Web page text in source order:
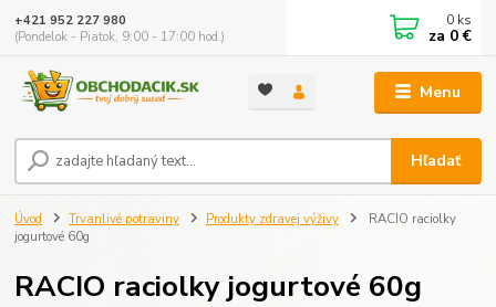
Menu
Hľadať
+421 952 227 980
(Pondelok - Piatok, 9:00 - 17:00 hod.)
0 ks
za 0 €
Úvod Trvanlivé potraviny Produkty zdravej výživy
RACIO raciolky
jogurtové 60g
RACIO raciolky jogurtové 60g